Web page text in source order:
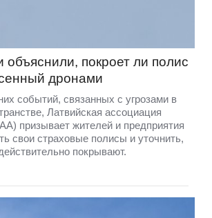
объяснили, покроет ли полис
дронами
событий, связанных с угрозами в
Латвийская ассоциация
призывает жителей и предприятия
свои страховые полисы и уточнить,
покрывают.